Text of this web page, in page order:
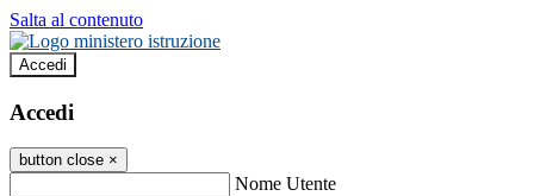
Salta al contenuto
Accedi
Accedi
button close ×
Nome Utente